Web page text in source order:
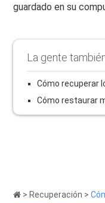
guardado en su
La gente
Cómo recuperar
Cómo restaurar
>Recuperación >